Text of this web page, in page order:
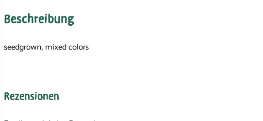
Beschreibung
seedgrown, mixed colors
Rezensionen